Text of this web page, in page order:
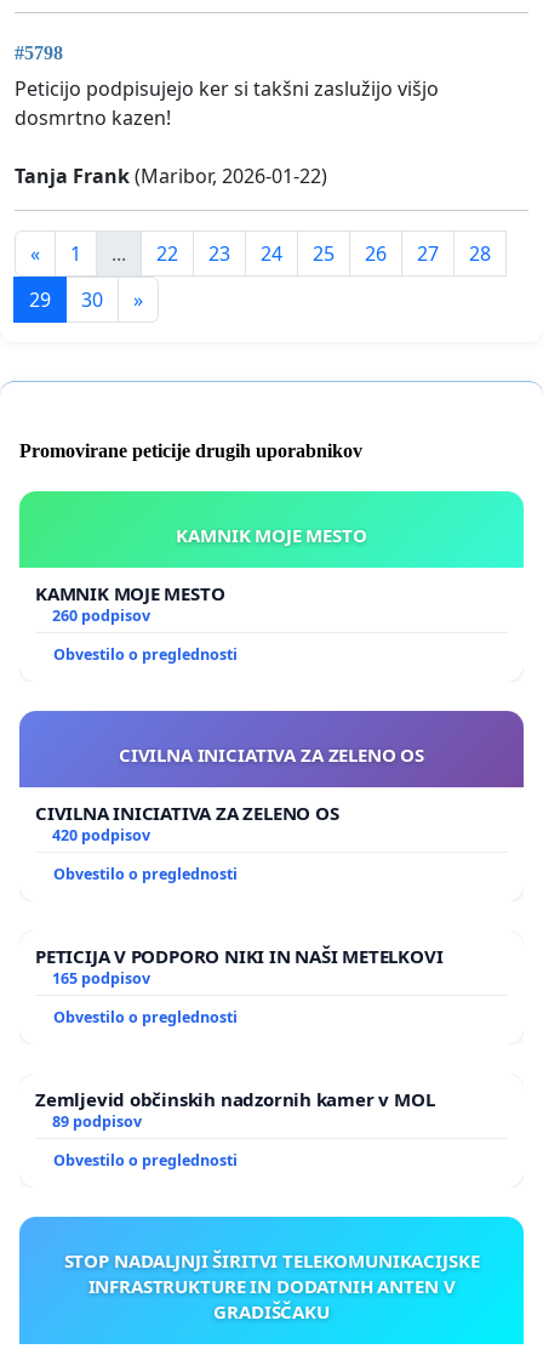
#5798
Peticijo podpisujejo ker si takšni zaslužijo višjo
dosmrtno kazen!
Tanja Frank(Maribor, 2026-01-22)
« 1 ... 22 23 24 25 26 27
28
29
30 »
Promovirane peticije drugih uporabnikov
KAMNIK MOJE MESTO
KAMNIK MOJE MESTO
260 podpisov
Obvestilo o preglednosti
CIVILNA INICIATIVA ZA ZELENO OS
CIVILNA INICIATIVA ZA ZELENO OS
420 podpisov
Obvestilo o preglednosti
PETICIJA V PODPORO NIKI IN NAŠI METELKOVI
165 podpisov
Obvestilo o preglednosti
Zemljevid občinskih nadzornih kamer v MOL
89 podpisov
Obvestilo o preglednosti
STOP NADALJNJI ŠIRITVI TELEKOMUNIKACIJSKE
INFRASTRUKTURE IN DODATNIH ANTEN V
GRADIŠČAKU